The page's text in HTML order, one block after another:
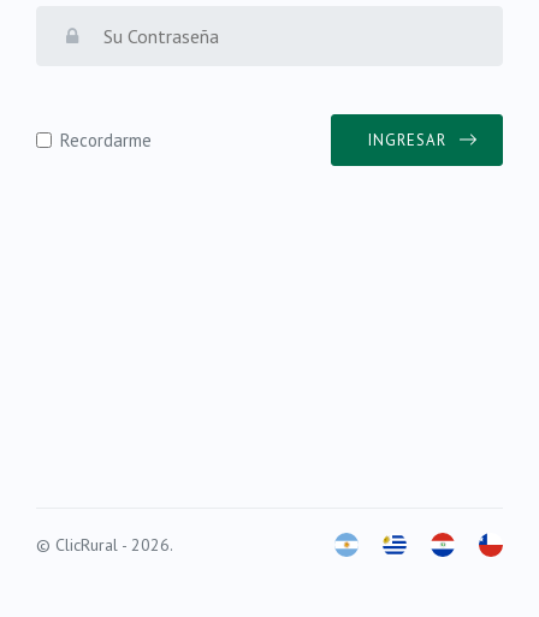
Recordarme INGRESAR
© ClicRural - 2026.